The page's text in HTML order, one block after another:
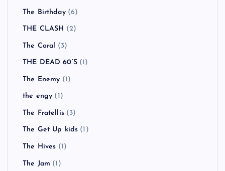
The Birthday(6)
THE CLASH (2)
The Coral (3)
THE DEAD 60’S(1)
The Enemy (1)
the engy (1)
The Fratellis(3)
The Get Up kids (1)
The Hives (1)
The Jam (1)